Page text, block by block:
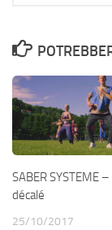
SABER SYSTEME
décalé
25/10/2017